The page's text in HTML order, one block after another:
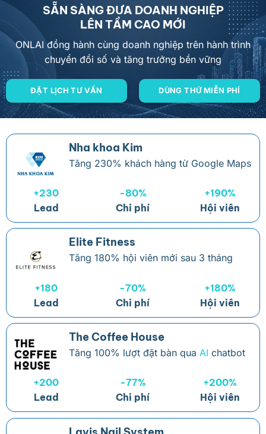
SẴN SÀNG ĐƯA DOANH NGHIỆP
LÊN TẦM CAO MỚI
ONLAI đồng hành cùng doanh nghiệp trên hành trình
chuyển đổi số và tăng trưởng bền vững
ĐẶT LỊCH TƯ VẤN DÙNG THỬ MIỄN PHÍ
Nha khoa Kim
Tăng 230% khách hàng từ Google Maps
+230
Lead
-80%
Chi phí
+190%
Hội viên
Elite Fitness
Tăng 180% hội viên mới sau 3 tháng
+180
Lead
-70%
Chi phí
+180%
Hội viên
The Coffee House
Tăng 100% lượt đặt bàn qua AI chatbot
+200
Lead
-77%
Chi phí
+200%
Hội viên